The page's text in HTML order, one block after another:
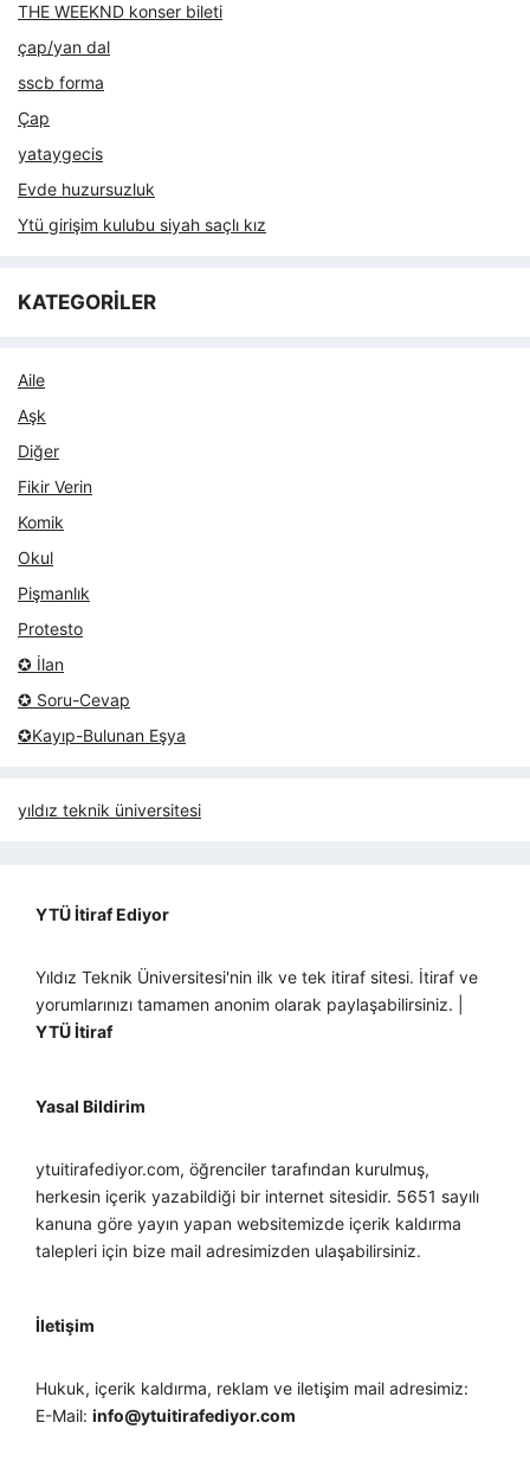
THE WEEKND konser bileti
çap/yan dal
sscb forma
Çap
yataygecis
Evde huzursuzluk
Ytü girişim kulubu siyah saçlı kız
KATEGORİLER
Aile
Aşk
Diğer
Fikir Verin
Komik
Okul
Pişmanlık
Protesto
✪ İlan
✪ Soru-Cevap
✪Kayıp-Bulunan Eşya
yıldız teknik üniversitesi
YTÜ İtiraf Ediyor
Yıldız Teknik Üniversitesi'nin ilk ve tek itiraf sitesi. İtiraf ve
yorumlarınızı tamamen anonim olarak paylaşabilirsiniz. |
YTÜ İtiraf
Yasal Bildirim
ytuitirafediyor.com, öğrenciler tarafından kurulmuş,
herkesin içerik yazabildiği bir internet sitesidir. 5651 sayılı
kanuna göre yayın yapan websitemizde içerik kaldırma
talepleri için bize mail adresimizden ulaşabilirsiniz.
İletişim
Hukuk, içerik kaldırma, reklam ve iletişim mail adresimiz:
E-Mail: info@ytuitirafediyor.com